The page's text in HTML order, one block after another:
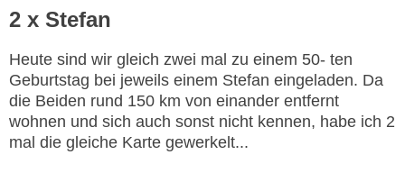
2 x Stefan
Heute sind wir gleich zwei mal zu einem 50- ten
Geburtstag bei jeweils einem Stefan eingeladen. Da
die Beiden rund 150 km von einander entfernt
wohnen und sich auch sonst nicht kennen, habe ich 2
mal die gleiche Karte gewerkelt...